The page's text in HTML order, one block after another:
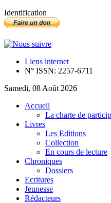
Identification
Liens internet
N° ISSN: 2257-6711
Samedi, 08 Août 2026
Accueil
La charte de
Livres
Les Editions
Collection
En cours de lecture
Chroniques
Dossiers
Ecritures
Jeunesse
Rédacteurs